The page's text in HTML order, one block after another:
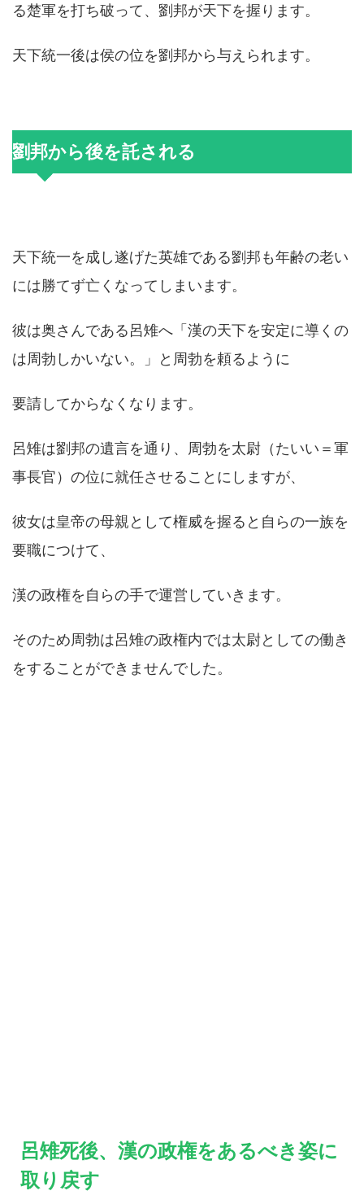
る楚軍を打ち破って、劉邦が天下を握ります。
天下統一後は侯の位を劉邦から与えられます。
劉邦から後を託される
天下統一を成し遂げた英雄である劉邦も年齢の老い
には勝てず亡くなってしまいます。
彼は奥さんである呂雉へ「漢の天下を安定に導くの
は周勃しかいない。」と周勃を頼るように
要請してからなくなります。
呂雉は劉邦の遺言を通り、周勃を太尉（たいい＝軍
事長官）の位に就任させることにしますが、
彼女は皇帝の母親として権威を握ると自らの一族を
要職につけて、
漢の政権を自らの手で運営していきます。
そのため周勃は呂雉の政権内では太尉としての働き
をすることができませんでした。
呂雉死後、漢の政権をあるべき姿に
取り戻す